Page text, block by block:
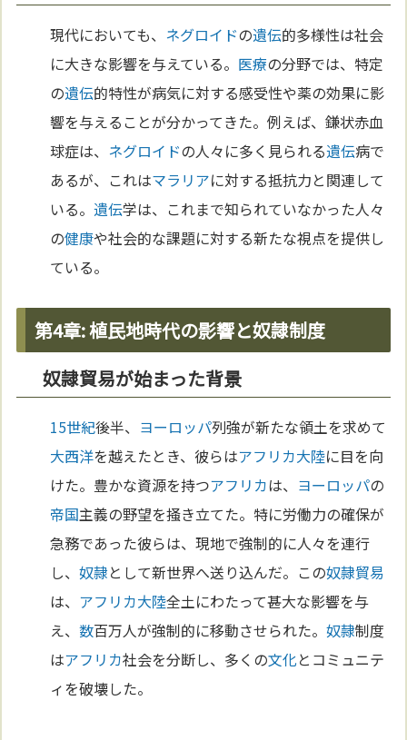
現代においても、 ネグロイドの遺伝的多様性は社会
に大きな影響を与えている。 医療の分野では、特定
の遺伝的特性が病気に対する感受性や薬の効果に影
響を与えることが分かってきた。例えば、鎌状赤血
球症は、 ネグロイドの人々に多く見られる遺伝病で
あるが、これはマラリアに対する抵抗力と関連して
いる。遺伝学は、これまで知られていなかった人々
の健康や社会的な課題に対する新たな視点を提供し
ている。
第4章: 植民地時代の影響と奴隷制度
奴隷貿易が始まった背景
15世紀後半、 ヨーロッパ列強が新たな領土を求めて
大西洋を越えたとき、彼らはアフリカ大陸に目を向
けた。豊かな資源を持つアフリカは、 ヨーロッパの
帝国主義の野望を掻き立てた。特に労働力の確保が
急務であった彼らは、現地で強制的に人々を連行
し、奴隷として新世界へ送り込んだ。この奴隷貿易
は、 アフリカ大陸全土にわたって甚大な影響を与
え、数百万人が強制的に移動させられた。奴隷制度
はアフリカ社会を分断し、多くの文化とコミュニテ
ィを破壊した。